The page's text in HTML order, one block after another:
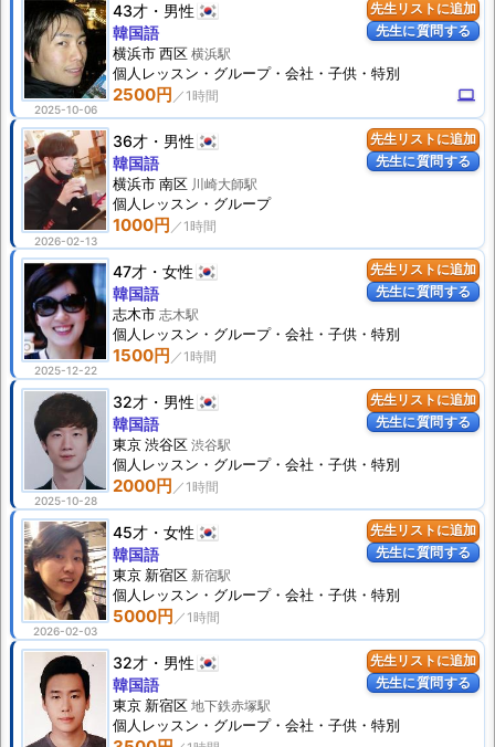
先生リストに追加
先生に質問する
2025-10-06
43才 男性
2500円 computer
韓国語
横浜市 西区 横浜駅
個人 レッスン ・グループ・会社・子供・特別
先生リストに追加
先生に質問する
2026-02-13
36才 男性
1000円
韓国語
横浜市 南区 川崎大師駅
個人 レッスン ・グループ
先生リストに追加
先生に質問する
2025-12-22
47才 女性
1500円
韓国語
志木市 志木駅
個人 レッスン ・グループ・会社・子供・特別
先生リストに追加
先生に質問する
2025-10-28
32才 男性
2000円
韓国語
東京 渋谷区 渋谷駅
個人 レッスン ・グループ・会社・子供・特別
先生リストに追加
先生に質問する
2026-02-03
45才 女性
5000円
韓国語
東京 新宿区 新宿駅
個人 レッスン ・グループ・会社・子供・特別
先生リストに追加
先生に質問する
32才 男性
韓国語
東京 新宿区 地下鉄赤塚駅
個人 レッスン ・グループ・会社・子供・特別